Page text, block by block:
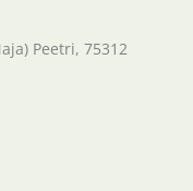
Peetri, 75312